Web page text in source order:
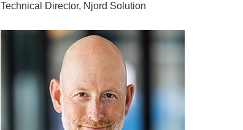
Technical Director, Njord Solution